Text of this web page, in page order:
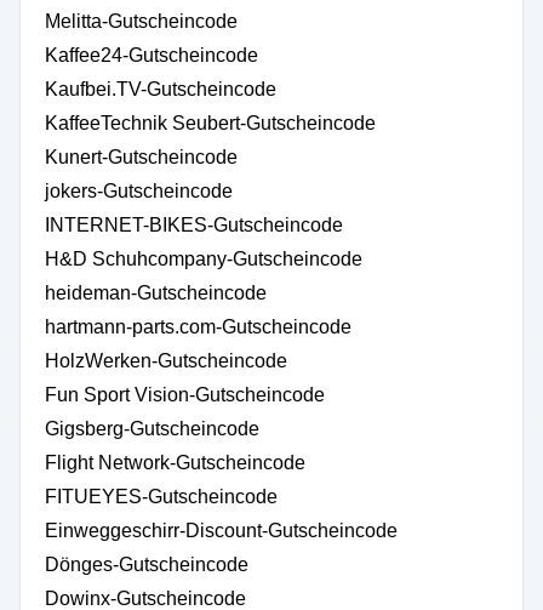
Melitta-Gutscheincode
Kaffee24-Gutscheincode
Kaufbei.TV-Gutscheincode
KaffeeTechnik Seubert-Gutscheincode
Kunert-Gutscheincode
jokers-Gutscheincode
INTERNET-BIKES-Gutscheincode
H&D Schuhcompany-Gutscheincode
heideman-Gutscheincode
hartmann-parts.com-Gutscheincode
HolzWerken-Gutscheincode
Fun Sport Vision-Gutscheincode
Gigsberg-Gutscheincode
Flight Network-Gutscheincode
FITUEYES-Gutscheincode
Einweggeschirr-Discount-Gutscheincode
Dönges-Gutscheincode
Dowinx-Gutscheincode